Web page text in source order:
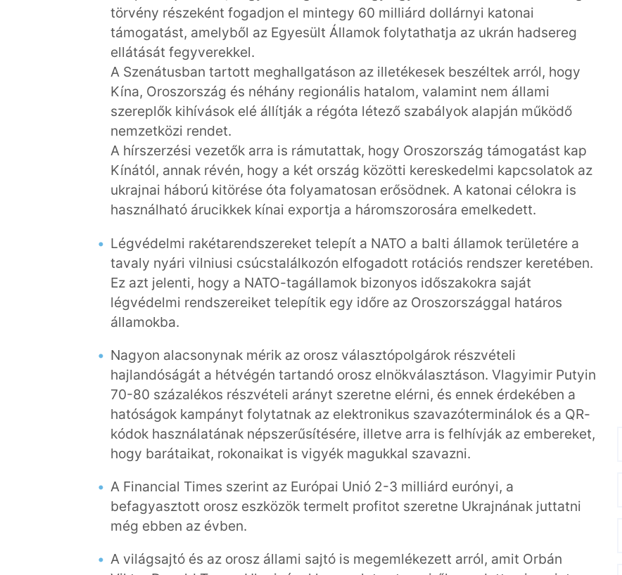
törvény részeként fogadjon el mintegy 60 milliárd dollárnyi katonai
támogatást, amelyből az Egyesült Államok folytathatja az ukrán hadsereg
ellátását fegyverekkel.
A Szenátusban tartott meghallgatáson az illetékesek beszéltek arról, hogy
Kína, Oroszország és néhány regionális hatalom, valamint nem állami
szereplők kihívások elé állítják a régóta létező szabályok alapján működő
nemzetközi rendet.
A hírszerzési vezetők arra is rámutattak, hogy Oroszország támogatást kap
Kínától, annak révén, hogy a két ország közötti kereskedelmi kapcsolatok az
ukrajnai háború kitörése óta folyamatosan erősödnek. A katonai célokra is
használható árucikkek kínai exportja a háromszorosára emelkedett.
Légvédelmi rakétarendszereket telepít a NATO a balti államok területére a
tavaly nyári vilniusi csúcstalálkozón elfogadott rotációs rendszer keretében.
Ez azt jelenti, hogy a NATO-tagállamok bizonyos időszakokra saját
légvédelmi rendszereiket telepítik egy időre az Oroszországgal határos
államokba.
Nagyon alacsonynak mérik az orosz választópolgárok részvételi
hajlandóságát a hétvégén tartandó orosz elnökválasztáson. Vlagyimir Putyin
70-80 százalékos részvételi arányt szeretne elérni, és ennek érdekében a
hatóságok kampányt folytatnak az elektronikus szavazóterminálok és a QR-
kódok használatának népszerűsítésére, illetve arra is felhívják az embereket,
hogy barátaikat, rokonaikat is vigyék magukkal szavazni.
A Financial Times szerint az Európai Unió 2-3 milliárd eurónyi, a
befagyasztott orosz eszközök termelt profitot szeretne Ukrajnának juttatni
még ebben az évben.
A világsajtó és az orosz állami sajtó is megemlékezett arról, amit Orbán